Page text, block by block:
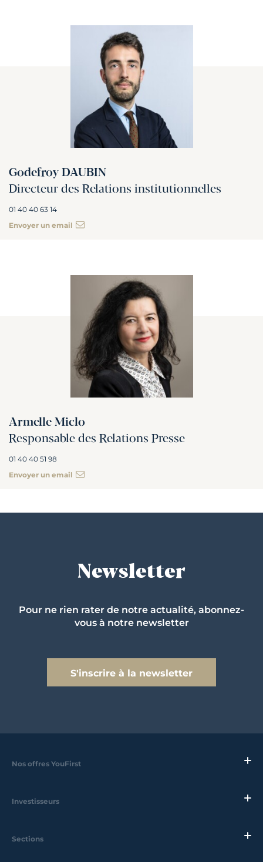
Godefroy DAUBIN
Directeur des Relations institutionnelles
01 40 40 63 14
Envoyer un email
Armelle Miclo
Responsable des Relations Presse
01 40 40 51 98
Envoyer un email
Newsletter
Pour ne rien rater de notre actualité, abonnez-
vous à notre newsletter
S'inscrire à la newsletter
Nos offres YouFirst
Investisseurs
Sections